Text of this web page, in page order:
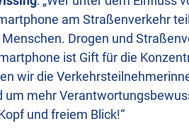
am Straßenverkehr
Drogen und
ist Gift für die
wir die
um mehr
und freiem Blick!“